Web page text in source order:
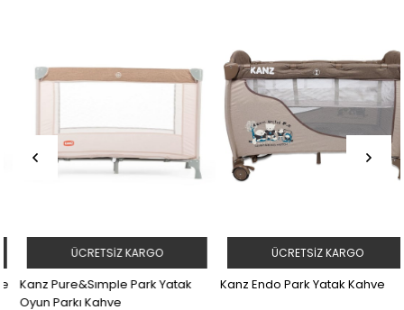
Kanz Pure&Sımple Park Yatak
Oyun Parkı Kahve
ÜCRETSIZ KARGO
Kanz Endo Park Yatak Kahve
ÜCRETSIZ KARGO